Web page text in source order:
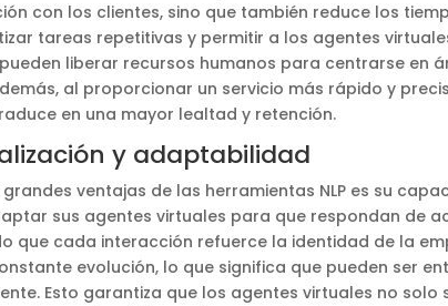
con los clientes, sino que también reduce los
tareas repetitivas y permitir a los agentes
liberar recursos humanos para centrarse en
al proporcionar un servicio más rápido y
en una mayor lealtad y retención.
y adaptabilidad
ventajas de las herramientas NLP es su
sus agentes virtuales para que respondan de
que cada interacción refuerce la identidad de la
evolución, lo que significa que pueden ser
Esto garantiza que los agentes virtuales no